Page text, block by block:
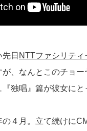
日 NTTファシリティ
、なんとこのチョー
独唱』篇が彼女にと
４月。立て続けに